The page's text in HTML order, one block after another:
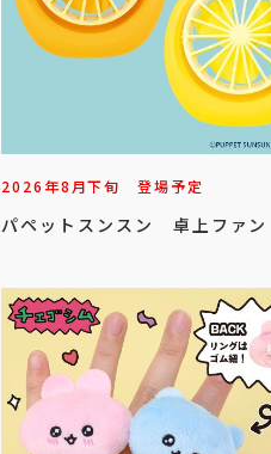
2026年8月下旬 登場予定
パペットスンスン 卓上ファン